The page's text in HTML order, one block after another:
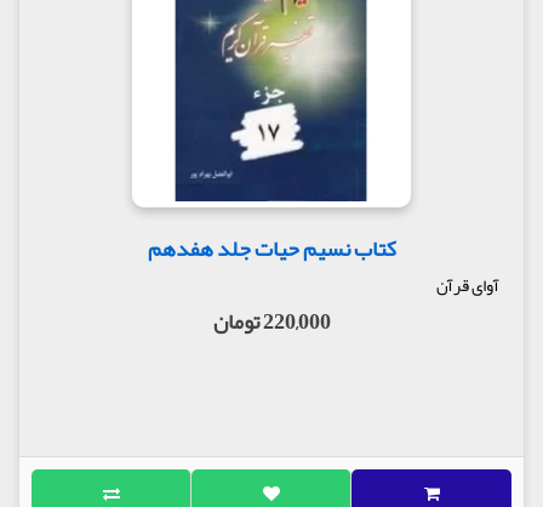
کتاب نسیم حیات جلد هفدهم
آوای قرآن
220,000 تومان